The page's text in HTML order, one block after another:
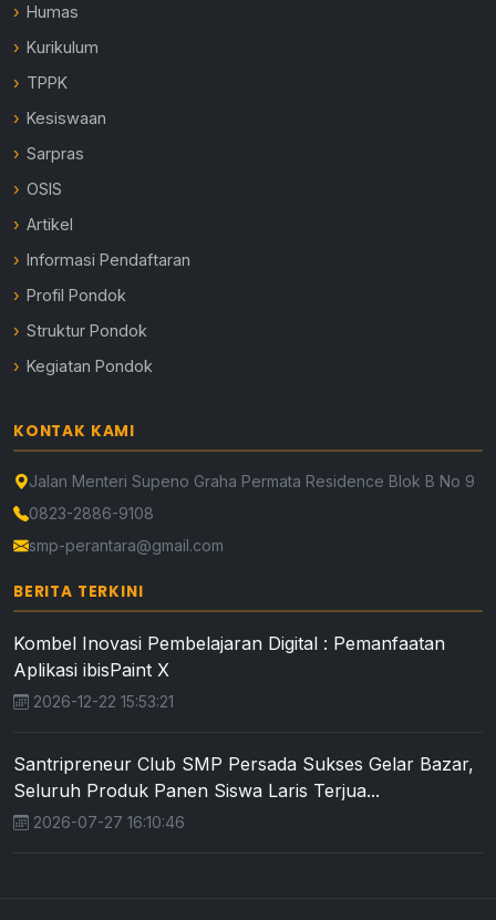
Humas
Kurikulum
TPPK
Kesiswaan
Sarpras
OSIS
Artikel
Informasi Pendaftaran
Profil Pondok
Struktur Pondok
Kegiatan Pondok
KONTAK KAMI
Jalan Menteri Supeno Graha Permata Residence Blok B No 9
0823-2886-9108
smp-perantara@gmail.com
BERITA TERKINI
Kombel Inovasi Pembelajaran Digital : Pemanfaatan
Aplikasi ibisPaint X
2026-12-22 15:53:21
Santripreneur Club SMP Persada Sukses Gelar Bazar,
Seluruh Produk Panen Siswa Laris Terjua...
2026-07-27 16:10:46